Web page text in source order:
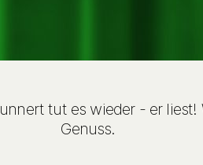
tut es wieder - er liest!
Genuss.